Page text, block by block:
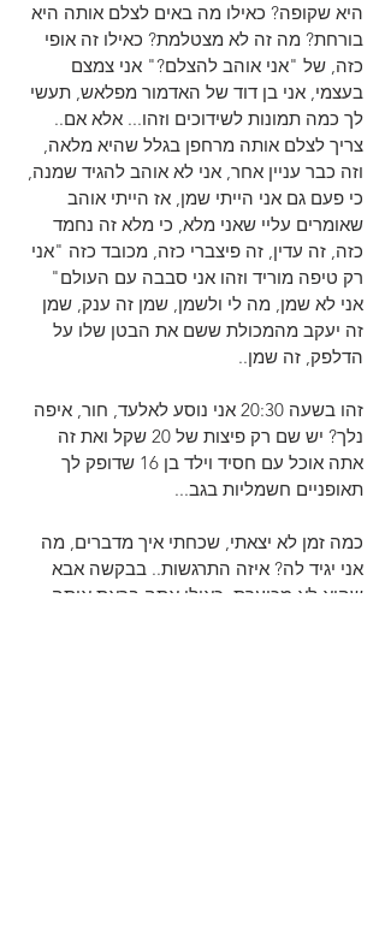
היא שקופה? כאילו מה באים לצלם אותה היא
בורחת? מה זה לא מצטלמת? כאילו זה אופי
כזה, של "אני אוהב להצלם?" אני צמצם
בעצמי, אני בן דוד של האדמור מפלאש, תעשי
לך כמה תמונות לשידוכים וזהו... אלא אם..
צריך לצלם אותה מרחפן בגלל שהיא מלאה,
וזה כבר עניין אחר, אני לא אוהב להגיד שמנה,
כי פעם גם אני הייתי שמן, אז הייתי אוהב
שאומרים עליי שאני מלא, כי מלא זה נחמד
כזה, זה עדין, זה פיצברי כזה, מכובד כזה "אני
רק טיפה מוריד וזהו אני סבבה עם העולם"
אני לא שמן, מה לי ולשמן, שמן זה ענק, שמן
זה יעקב מהמכולת ששם את הבטן שלו על
הדלפק, זה שמן..
זהו בשעה 20:30 אני נוסע לאלעד, חור, איפה
נלך? יש שם רק פיצות של 20 שקל ואת זה
אתה אוכל עם חסיד וילד בן 16 שדופק לך
תאופניים חשמליות בגב...
כמה זמן לא יצאתי, שכחתי איך מדברים, מה
אני יגיד לה? איזה התרגשות.. בבקשה אבא
שהיא לא מכוערת, כאילו אתה בראת אותה